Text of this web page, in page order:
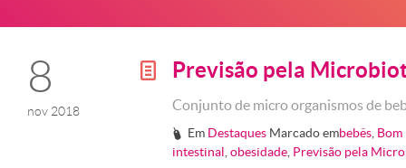
8
nov 2018
g Previsão pela
Conjunto de micro organismos de
# Em Destaques Marcado embebês Bom
intestinal obesidade Previsão pela